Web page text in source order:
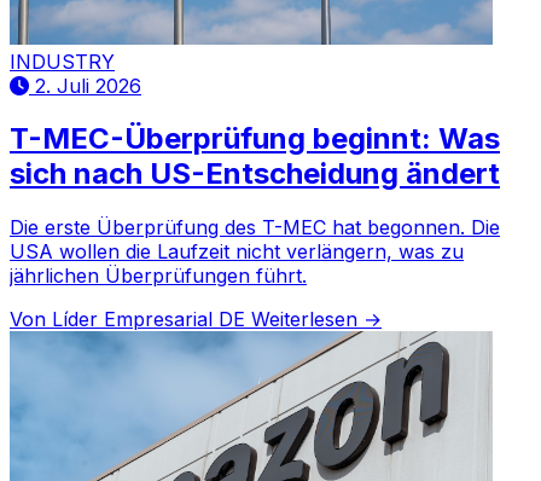
INDUSTRY
2. Juli 2026
T-MEC-Überprüfung beginnt: Was
sich nach US-Entscheidung ändert
Die erste Überprüfung des T-MEC hat begonnen. Die
USA wollen die Laufzeit nicht verlängern, was zu
jährlichen Überprüfungen führt.
Von Líder Empresarial DE Weiterlesen →